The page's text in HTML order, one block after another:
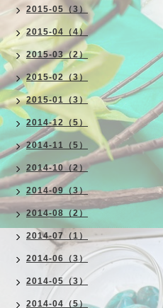
2015-05（3）
2015-04（4）
2015-03（2）
2015-02（3）
2015-01（3）
2014-12（5）
2014-11（5）
2014-10（2）
2014-09（3）
2014-08（2）
2014-07（1）
2014-06（3）
2014-05（3）
2014-04（5）